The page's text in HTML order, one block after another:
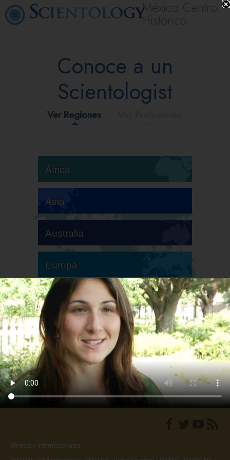
México Centro
Histórico
Conoce a un
Scientologist
Ver Regiones
África
Asia
Australia
Europa
Sudamérica
Norteamérica
Websites Internacionales